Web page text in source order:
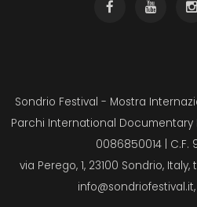
Sondrio Festival - Mostra
Parchi International Documentary
0086850014 | C.F.
via Perego, 1, 23100 Sondrio,
info@sondriofestival.it